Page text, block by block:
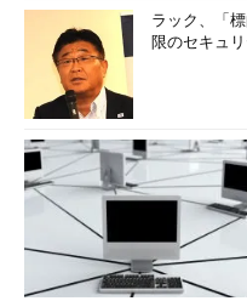
ラック、「
限のセキュ